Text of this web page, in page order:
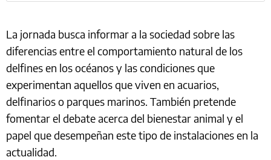
La jornada busca informar a la sociedad sobre las
diferencias entre el comportamiento natural de los
delfines en los océanos y las condiciones que
experimentan aquellos que viven en acuarios,
delfinarios o parques marinos. También pretende
fomentar el debate acerca del bienestar animal y el
papel que desempeñan este tipo de instalaciones en la
actualidad.